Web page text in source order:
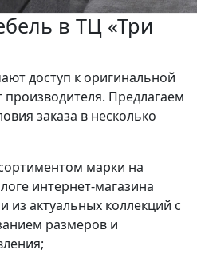
в ТЦ «Три
доступ к оригинальной
Предлагаем
заказа в несколько
марки на
интернет-магазина
актуальных коллекций с
размеров и